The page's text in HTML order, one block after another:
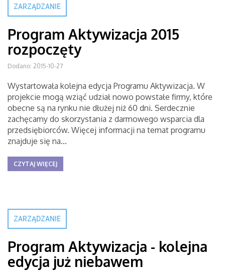
ZARZĄDZANIE
Program Aktywizacja 2015
rozpoczęty
Dodano: 2015-10-27
Wystartowała kolejna edycja Programu Aktywizacja. W
projekcie mogą wziąć udział nowo powstałe firmy, które
obecne są na rynku nie dłużej niż 60 dni. Serdecznie
zachęcamy do skorzystania z darmowego wsparcia dla
przedsiębiorców. Więcej informacji na temat programu
znajduje się na...
CZYTAJ WIĘCEJ
ZARZĄDZANIE
Program Aktywizacja - kolejna
edycja już niebawem